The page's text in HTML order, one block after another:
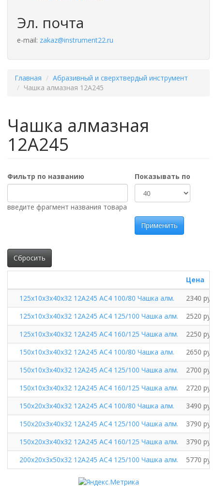
Эл. почта
e-mail: zakaz@instrument22.ru
Главная
Абразивный и сверхтвердый инструмент
Чашка алмазная 12А245
Чашка алмазная
12А245
Фильтр по названию
введите фрагмент названия товара
Показывать по
Применить
Сбросить
Цена
125х10х3х40х32 12А245 АС4 100/80 Чашка алм.
2340 руб.
125х10х3х40х32 12А245 АС4 125/100 Чашка алм.
2520 руб.
125х10х3х40х32 12А245 АС4 160/125 Чашка алм.
2250 руб.
150х10х3х40х32 12А245 АС4 100/80 Чашка алм.
2650 руб.
150х10х3х40х32 12А245 АС4 125/100 Чашка алм.
2700 руб.
150х10х3х40х32 12А245 АС4 160/125 Чашка алм.
2720 руб.
150х20х3х40х32 12А245 АС4 100/80 Чашка алм.
3490 руб.
150х20х3х40х32 12А245 АС4 125/100 Чашка алм.
3790 руб.
150х20х3х40х32 12А245 АС4 160/125 Чашка алм.
3790 руб.
200x20x3x50x32 12А245 AC4 125/100 Чашка алм.
5770 руб.